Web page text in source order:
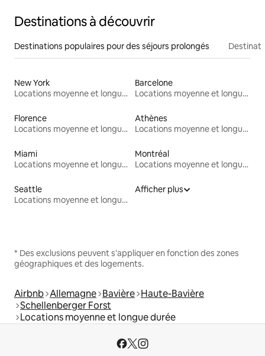
Destinations à découvrir
Destinations populaires pour des séjours prolongés
New York
Locations moyenne et longue durée
Barcelone
Locations moyenne et longue durée
Florence
Locations moyenne et longue durée
Athènes
Locations moyenne et longue durée
Miami
Locations moyenne et longue durée
Montréal
Locations moyenne et longue durée
Seattle
Locations moyenne et longue durée
Afficher plus
* Des exclusions peuvent s'appliquer en fonction des zones
géographiques et des logements.
Airbnb Allemagne Bavière Haute-Bavière
Schellenberger Forst
Locations moyenne et longue durée